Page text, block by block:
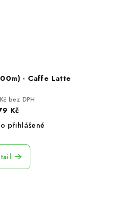
- Caffe Latte
bez DPH
Kč
přihlášené